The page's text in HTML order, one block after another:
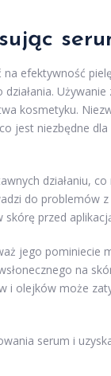
na efektywność
kosmetyku.
jest niezbędne
działaniu,
do problemów
skórę przed
jego pominiecie
na
i olejków może
serum i